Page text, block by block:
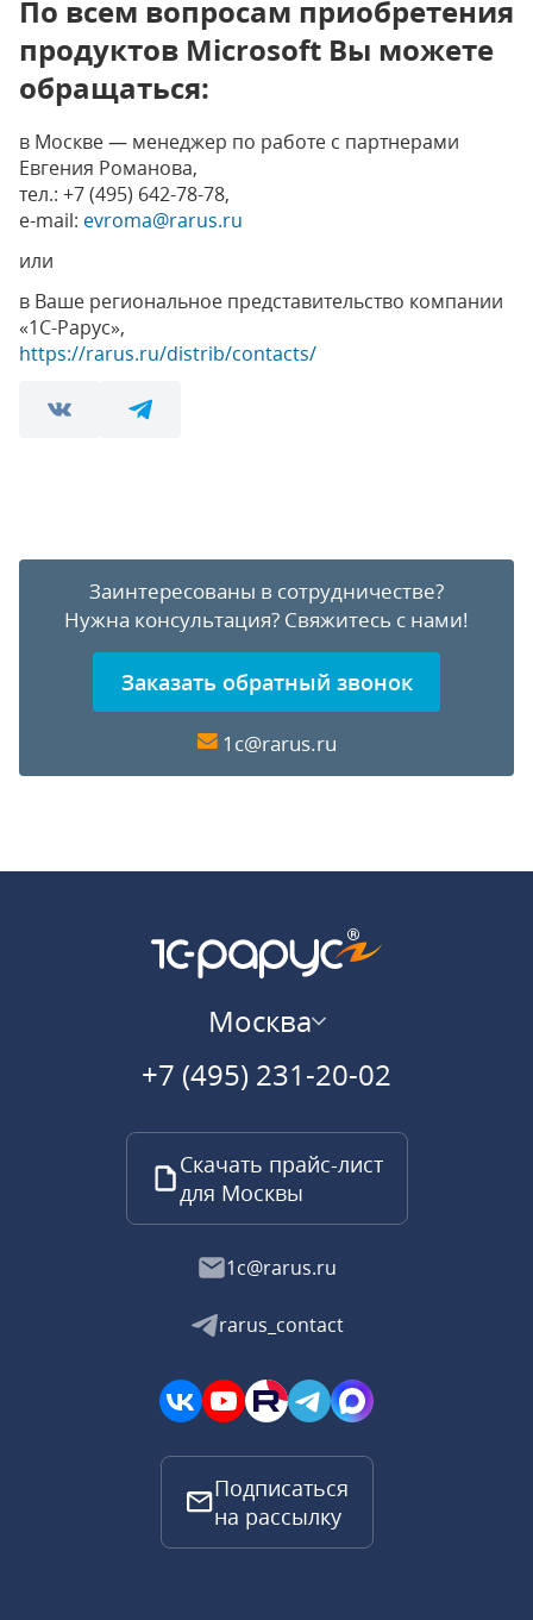
По всем вопросам приобретения
продуктов Microsoft Вы можете
обращаться:
в Москве — менеджер по работе с партнерами
Евгения Романова,
тел.: +7 (495) 642-78-78,
e-mail: evroma@rarus.ru
или
в Ваше региональное представительство компании
«1С-Рарус»,
https://rarus.ru/distrib/contacts/
Заинтересованы в сотрудничестве?
Нужна консультация? Свяжитесь с нами!
Заказать обратный звонок
1c@rarus.ru
Москва
+7 (495) 231-20-02
Скачать прайс-лист
для Москвы
1c@rarus.ru
rarus_contact
Подписаться
на рассылку